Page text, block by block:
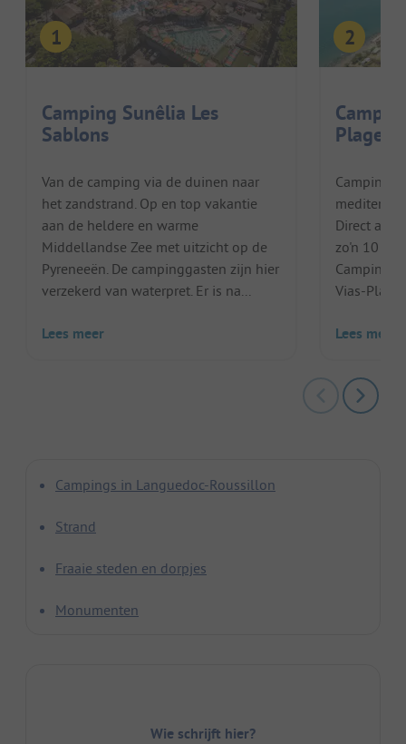
Camping Sunêlia Les
Sablons
Van de camping via de duinen naar
het zandstrand. Op en top vakantie
aan de heldere en warme
Middellandse Zee met uitzicht op de
Pyreneeën. De campinggasten zijn hier
verzekerd van waterpret. Er is na...
Lees meer
Plage
Camping
Direct aan
zo'n 10
Camping
Vias-
Lees meer
Campings in Languedoc-Roussillon
Strand
Fraaie steden en dorpjes
Monumenten
Wie schrijft hier?